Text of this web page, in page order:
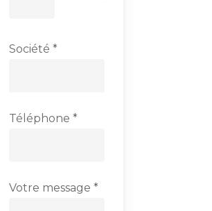
Société *
Téléphone *
Votre message *